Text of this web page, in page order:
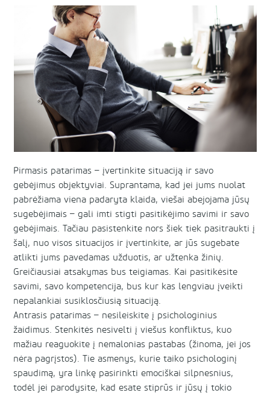
Pirmasis patarimas – įvertinkite situaciją ir savo
gebėjimus objektyviai. Suprantama, kad jei jums nuolat
pabrėžiama viena padaryta klaida, viešai abejojama jūsų
sugebėjimais – gali imti stigti pasitikėjimo savimi ir savo
gebėjimais. Tačiau pasistenkite nors šiek tiek pasitraukti į
šalį, nuo visos situacijos ir įvertinkite, ar jūs sugebate
atlikti jums pavedamas užduotis, ar užtenka žinių.
Greičiausiai atsakymas bus teigiamas. Kai pasitikėsite
savimi, savo kompetencija, bus kur kas lengviau įveikti
nepalankiai susiklosčiusią situaciją.
Antrasis patarimas – nesileiskite į psichologinius
žaidimus. Stenkitės nesivelti į viešus konfliktus, kuo
mažiau reaguokite į nemalonias pastabas (žinoma, jei jos
nėra pagrįstos). Tie asmenys, kurie taiko psichologinį
spaudimą, yra linkę pasirinkti emociškai silpnesnius,
todėl jei parodysite, kad esate stiprūs ir jūsų į tokio